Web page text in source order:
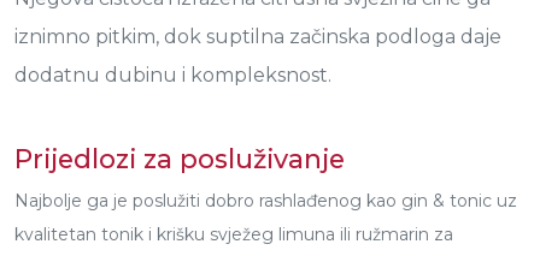
iznimno pitkim, dok suptilna začinska podloga daje
dodatnu dubinu i kompleksnost.
Prijedlozi za posluživanje
Najbolje ga je poslužiti dobro rashlađenog kao gin & tonic uz
kvalitetan tonik i krišku svježeg limuna ili ružmarin za